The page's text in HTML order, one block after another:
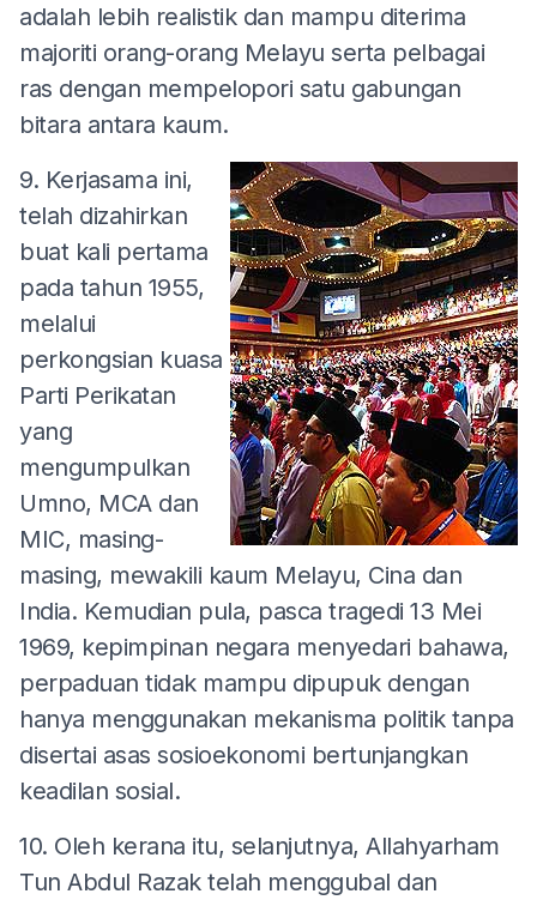
adalah lebih realistik dan mampu diterima
majoriti orang-orang Melayu serta pelbagai
ras dengan mempelopori satu gabungan
bitara antara kaum.
9. Kerjasama ini,
telah dizahirkan
buat kali pertama
pada tahun 1955,
melalui
perkongsian kuasa
Parti Perikatan
yang
mengumpulkan
Umno, MCA dan
MIC, masing-
masing, mewakili kaum Melayu, Cina dan
India. Kemudian pula, pasca tragedi 13 Mei
1969, kepimpinan negara menyedari bahawa,
perpaduan tidak mampu dipupuk dengan
hanya menggunakan mekanisma politik tanpa
disertai asas sosioekonomi bertunjangkan
keadilan sosial.
10. Oleh kerana itu, selanjutnya, Allahyarham
Tun Abdul Razak telah menggubal dan